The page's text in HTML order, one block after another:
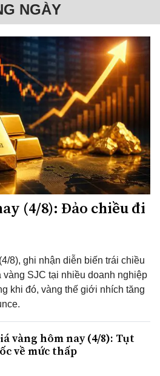
NGÀY
(4/8): Đảo chiều đi
8), ghi nhận diễn biến trái chiều
SJC tại nhiều doanh nghiệp
khi đó, vàng thế giới nhích tăng
vàng hôm nay (4/8): Tụt
về mức thấp